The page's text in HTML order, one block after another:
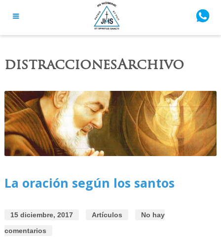
distraccionesArchivo
La oración según los santos
15 diciembre, 2017 Artículos
No hay
comentarios